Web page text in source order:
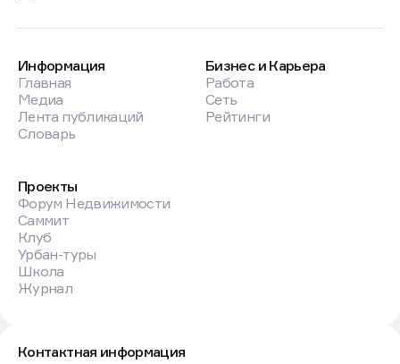
Информация
Главная
Медиа
Лента публикаций
Словарь
Бизнес и Карьера
Работа
Сеть
Рейтинги
Проекты
Форум Недвижимости
Саммит
Клуб
Урбан-туры
Школа
Журнал
Контактная информация